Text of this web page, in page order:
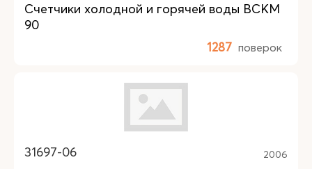
Счетчики холодной и горячей воды ВСКМ
90
1287 поверок
31697-06 2006